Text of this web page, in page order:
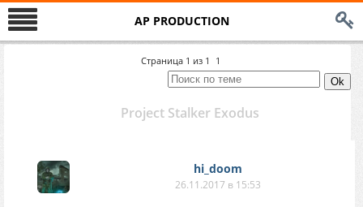
AP PRODUCTION
Страница 1 из 1 1
Project Stalker Exodus
hi_doom
26.11.2017 в 15:53